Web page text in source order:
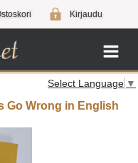
Kirjaudu
Select Language ▼
Go Wrong in English